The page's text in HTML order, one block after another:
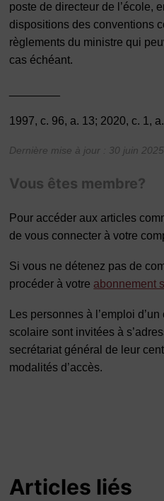
poste de directeur de l’école,
dispositions des conventions
règlements du ministre qui
cas échéant.
1997, c. 96, a. 13; 2020, c. 1,
Dernière mise à jour : 30 juin
Vous êtes membre?
Pour accéder aux articles
de vous connecter à votre
Si vous ne détenez pas de
procéder à votre abonnement
Les personnes à l’emploi
scolaire sont invitées à
secrétariat général de leur
modalités d’accès.
Articles liés